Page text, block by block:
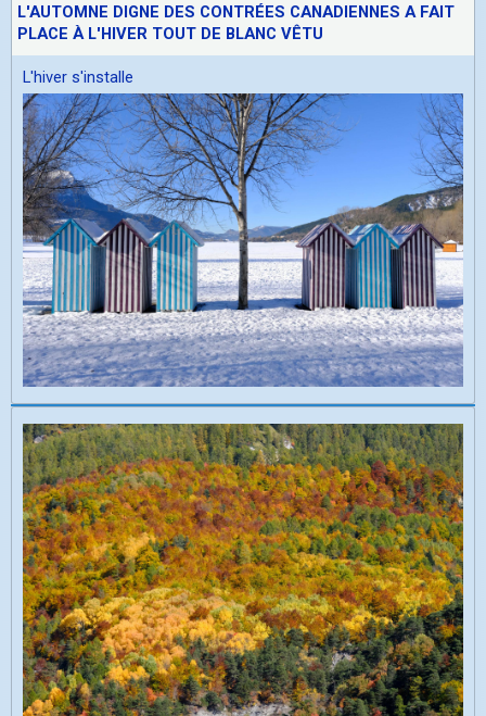
L'AUTOMNE DIGNE DES CONTRÉES CANADIENNES A FAIT
PLACE À L'HIVER TOUT DE BLANC VÊTU
L'hiver s'installe